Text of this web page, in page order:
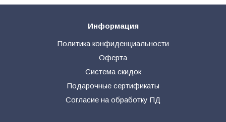
Информация
Политика конфиденциальности
Оферта
Система скидок
Подарочные сертификаты
Согласие на обработку ПД